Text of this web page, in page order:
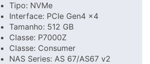
Tipo: NVMe
Interface: PCIe Gen4 x4
Tamanho: 512 GB
Classe: P7000Z
Classe: Consumer
NAS Series: AS 67/AS67 v2